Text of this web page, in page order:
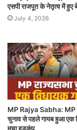
एसपी राजपूत के नेतृत्व में हुए
July 4, 2026
MP Rajya Sabha: MP
चुनाव से पहले गायब हुआ एक
मचा हड़कंप